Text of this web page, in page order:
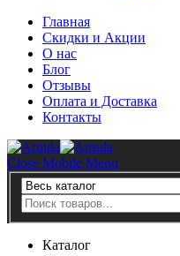
Главная
Скидки и Акции
О нас
Блог
Отзывы
Оплата и Доставка
Контакты
Artuda
Close Mobile Menu
Search
Каталог